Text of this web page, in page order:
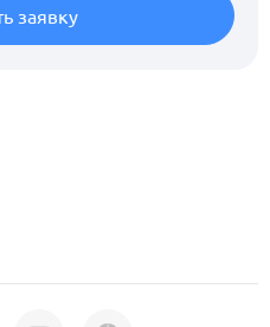
заявку